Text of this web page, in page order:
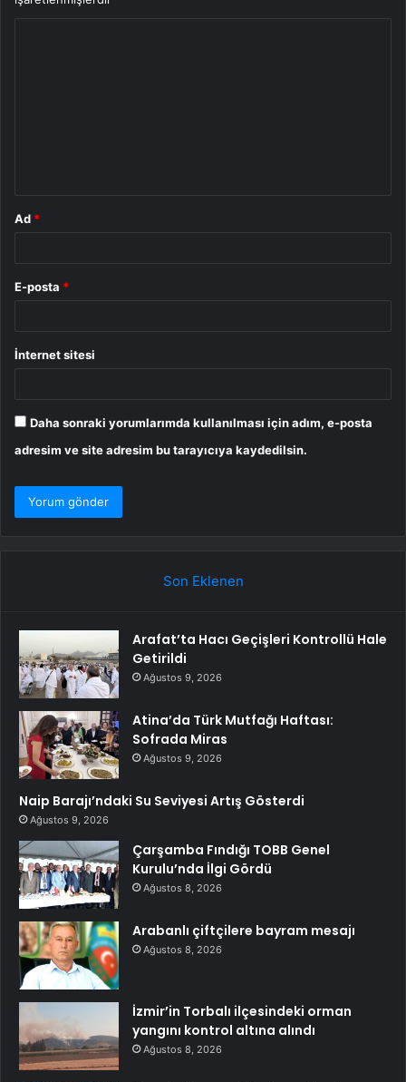
Ad *
E-posta *
İnternet sitesi
Daha sonraki yorumlarımda kullanılması için adım, e-posta
adresim ve site adresim bu tarayıcıya kaydedilsin.
Son Eklenen
Arafat’ta Hacı Geçişleri Kontrollü Hale
Getirildi
Ağustos 9, 2026
Atina’da Türk Mutfağı Haftası:
Sofrada Miras
Ağustos 9, 2026
Naip Barajı’ndaki Su Seviyesi Artış Gösterdi
Ağustos 9, 2026
Çarşamba Fındığı TOBB Genel
Kurulu’nda İlgi Gördü
Ağustos 8, 2026
Arabanlı çiftçilere bayram mesajı
Ağustos 8, 2026
İzmir’in Torbalı ilçesindeki orman
yangını kontrol altına alındı
Ağustos 8, 2026